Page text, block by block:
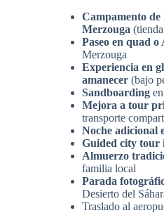
Campamento de
Merzouga
Paseo en quad o
Merzouga
Experiencia en
amanecer(bajo
Sandboardingen
Mejora a tour
transporte
Noche adicional
Guided city tour
Almuerzo
familia local
Parada
Desierto del
Traslado al